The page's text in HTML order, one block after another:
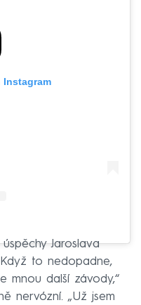
Jaroslava
to nedopadne,
mnou další závody,“
nervózní. „Už jsem